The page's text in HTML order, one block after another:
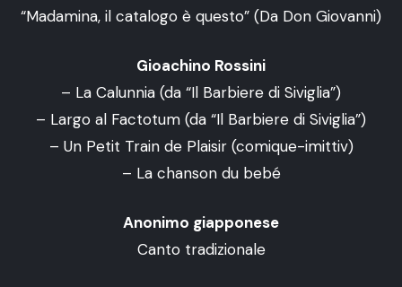
“Madamina, il catalogo è questo” (Da Don Giovanni)
Gioachino Rossini
– La Calunnia (da “Il Barbiere di Siviglia”)
– Largo al Factotum (da “Il Barbiere di Siviglia”)
– Un Petit Train de Plaisir (comique-imittiv)
– La chanson du bebé
Anonimo giapponese
Canto tradizionale